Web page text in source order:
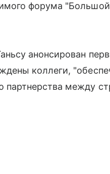
форума
анонсирован
коллеги,
партнерства между